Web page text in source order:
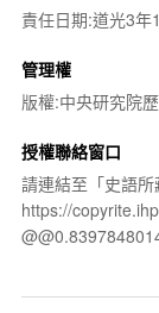
責任日期:道光3年
管理權
版權:中央研究院
授權聯絡窗口
請連結至「史語所
https://